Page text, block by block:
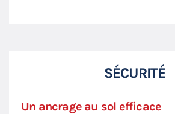
SÉCURITÉ
Un ancrage au sol efficace